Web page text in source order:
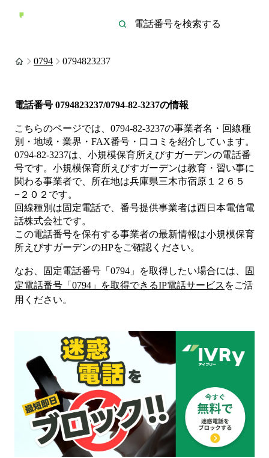
0794 0794823237
電話番号 0794823237/0794-82-3237の情報
こちらのページでは、 0794-82-3237の事業者名・回線種
別・地域・業界・FAX番号・口コミを紹介しています。
0794-82-3237は、 小規模保育所えびすガーデンの電話番
号です。 小規模保育所えびすガーデンは教育・習い事に
関わる事業者で、所在地は兵庫県三木市宿原１２６５
−２０２ です。
回線種別は固定電話で、番号提供事業者は西日本電信電
話株式会社です。
この電話番号を保有する事業者の最新情報は小規模保育
所えびすガーデンのHPをご確認ください。
なお、固定電話番号「 0794 」を取得したい場合には、
固
定電話番号「 0794 」を取得できるIP電話サービス をご活
用ください。